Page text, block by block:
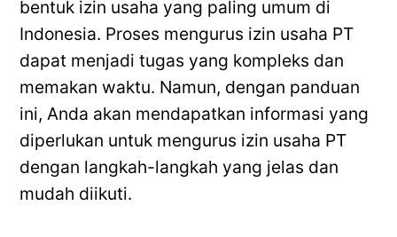
bentuk izin usaha yang paling umum di
Indonesia. Proses mengurus izin usaha PT
dapat menjadi tugas yang kompleks dan
memakan waktu. Namun, dengan panduan
ini, Anda akan mendapatkan informasi yang
diperlukan untuk mengurus izin usaha PT
dengan langkah-langkah yang jelas dan
mudah diikuti.